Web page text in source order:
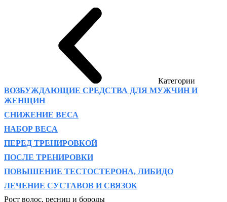
Категории
ВОЗБУЖДАЮЩИЕ СРЕДСТВА ДЛЯ МУЖЧИН И
ЖЕНЩИН
СНИЖЕНИЕ ВЕСА
НАБОР ВЕСА
ПЕРЕД ТРЕНИРОВКОЙ
ПОСЛЕ ТРЕНИРОВКИ
ПОВЫШЕНИЕ ТЕСТОСТЕРОНА, ЛИБИДО
ЛЕЧЕНИЕ СУСТАВОВ И СВЯЗОК
Рост волос, ресниц и бороды